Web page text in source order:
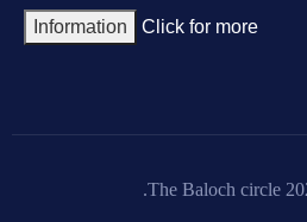
Click for more
Information